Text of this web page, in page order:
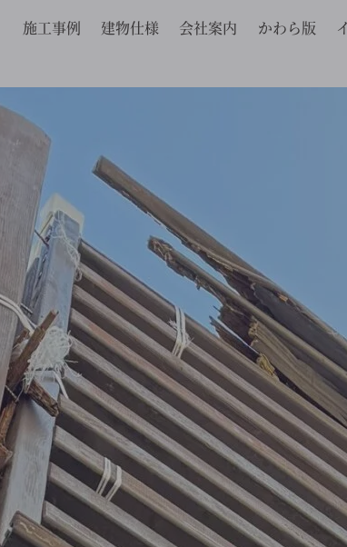
施工事例 建物仕様 会社案内 かわら版